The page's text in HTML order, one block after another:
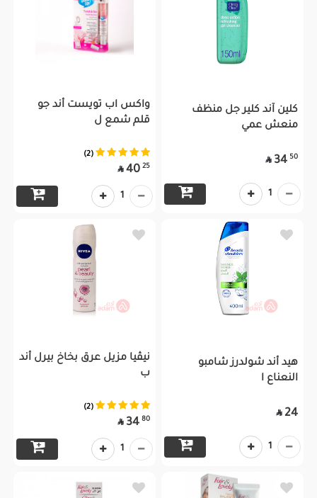
كلين آند كلير جل منظف
منعش عمي
50
34

1
واكس اب تويست أند جو
قلم شمع ل
(2)
25
40

1
هيد أند شولدرز شامبو
النعناع ا
24

1
نيڤيا مزيل عرق بخاخ بيرل أند
ب
(2)
80
34

1